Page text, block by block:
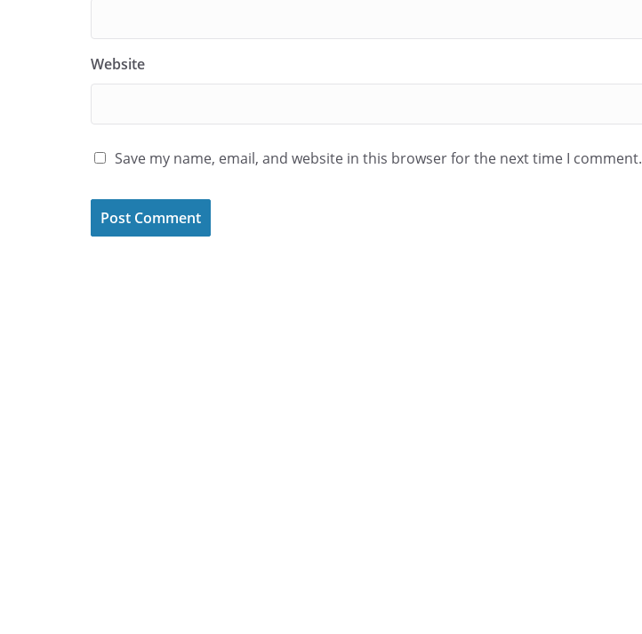
Website
Save my name, email, and website in this browser for the next time I comment.